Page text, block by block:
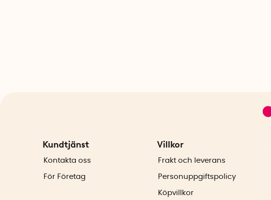
Kundtjänst
Kontakta oss
För Företag
Villkor
Frakt och leverans
Personuppgiftspolicy
Köpvillkor